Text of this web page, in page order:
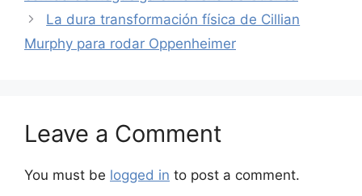
La dura transformación física de Cillian
Murphy para rodar Oppenheimer
Leave a Comment
You must be logged in to post a comment.